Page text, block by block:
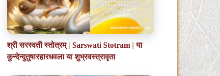
श्री सरस्वती स्तोत्रम् | Sarswati Stotram | या
कुन्देन्दुतुषारहारधवला या शुभ्रवस्त्रावृता